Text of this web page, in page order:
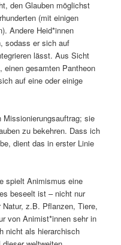
den Glauben möglichst
(mit einigen
Andere Heid*innen
sodass er sich auf
lässt. Aus Sicht
einen gesamten Pantheon
auf eine oder einige
Missionierungsauftrag; sie
zu bekehren. Dass ich
dient das in erster Linie
spielt Animismus eine
beseelt ist – nicht nur
z.B. Pflanzen, Tiere,
von Animist*innen sehr in
nicht als hierarchisch